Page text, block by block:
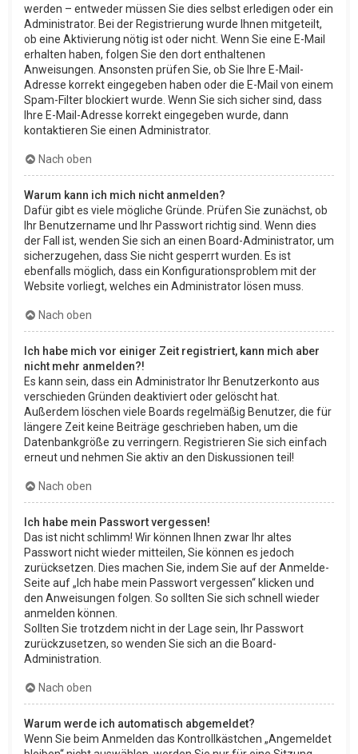
werden – entweder müssen Sie dies selbst erledigen oder ein
Administrator. Bei der Registrierung wurde Ihnen mitgeteilt,
ob eine Aktivierung nötig ist oder nicht. Wenn Sie eine E-Mail
erhalten haben, folgen Sie den dort enthaltenen
Anweisungen. Ansonsten prüfen Sie, ob Sie Ihre E-Mail-
Adresse korrekt eingegeben haben oder die E-Mail von einem
Spam-Filter blockiert wurde. Wenn Sie sich sicher sind, dass
Ihre E-Mail-Adresse korrekt eingegeben wurde, dann
kontaktieren Sie einen Administrator.
Nach oben
Warum kann ich mich nicht anmelden?
Dafür gibt es viele mögliche Gründe. Prüfen Sie zunächst, ob
Ihr Benutzername und Ihr Passwort richtig sind. Wenn dies
der Fall ist, wenden Sie sich an einen Board-Administrator, um
sicherzugehen, dass Sie nicht gesperrt wurden. Es ist
ebenfalls möglich, dass ein Konfigurationsproblem mit der
Website vorliegt, welches ein Administrator lösen muss.
Nach oben
Ich habe mich vor einiger Zeit registriert, kann mich aber
nicht mehr anmelden?!
Es kann sein, dass ein Administrator Ihr Benutzerkonto aus
verschieden Gründen deaktiviert oder gelöscht hat.
Außerdem löschen viele Boards regelmäßig Benutzer, die für
längere Zeit keine Beiträge geschrieben haben, um die
Datenbankgröße zu verringern. Registrieren Sie sich einfach
erneut und nehmen Sie aktiv an den Diskussionen teil!
Nach oben
Ich habe mein Passwort vergessen!
Das ist nicht schlimm! Wir können Ihnen zwar Ihr altes
Passwort nicht wieder mitteilen, Sie können es jedoch
zurücksetzen. Dies machen Sie, indem Sie auf der Anmelde-
Seite auf „Ich habe mein Passwort vergessen“ klicken und
den Anweisungen folgen. So sollten Sie sich schnell wieder
anmelden können.
Sollten Sie trotzdem nicht in der Lage sein, Ihr Passwort
zurückzusetzen, so wenden Sie sich an die Board-
Administration.
Nach oben
Warum werde ich automatisch abgemeldet?
Wenn Sie beim Anmelden das Kontrollkästchen „Angemeldet